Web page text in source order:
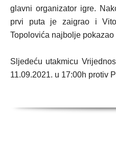
glavni organizator igre.
prvi puta je zaigrao i
Topolovića najbolje
Sljedeću utakmicu
11.09.2021. u 17:00h protiv